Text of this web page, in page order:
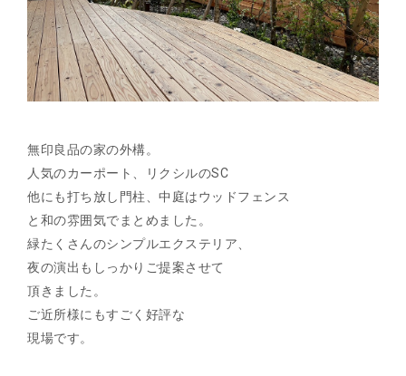
無印良品の家の外構。
人気のカーポート、リクシルのSC
他にも打ち放し門柱、中庭はウッドフェンス
と和の雰囲気でまとめました。
緑たくさんのシンプルエクステリア、
夜の演出もしっかりご提案させて
頂きました。
ご近所様にもすごく好評な
現場です。